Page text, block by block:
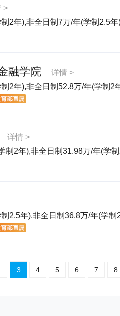
>
2年),非全日制7万/年(学制2.5
融学院
详情 >
2年),非全日制52.8万/年(学制2
详情 >
制2年),非全日制31.98万/年(学
2.5年),非全日制36.8万/年(学
3 4 5 6 7 8